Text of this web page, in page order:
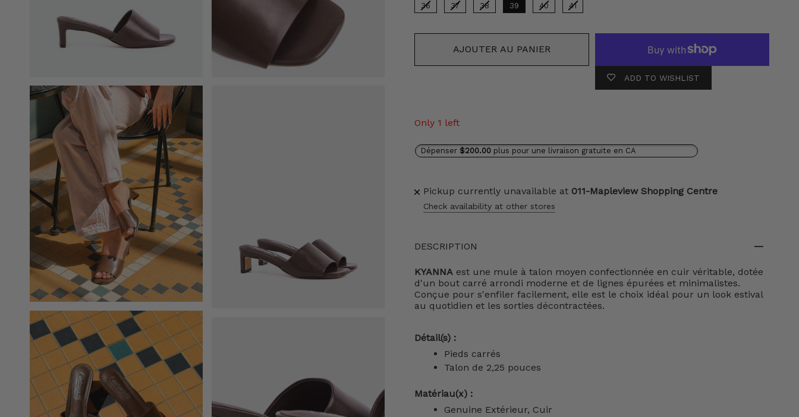
36 37 38 39 40 41
AJOUTER AU PANIER
ADD TO WISHLIST
Only 1 left
Dépenser $200.00 plus pour une livraison gratuite en CA
Pickup currently unavailable at 011-Mapleview Shopping Centre
Check availability at other stores
DESCRIPTION
KYANNA est une mule à talon moyen confectionnée en cuir véritable, dotée
d'un bout carré arrondi moderne et de lignes épurées et minimalistes.
Conçue pour s'enfiler facilement, elle est le choix idéal pour un look estival
au quotidien et les sorties décontractées.
Détail(s) :
Pieds carrés
Talon de 2,25 pouces
Matériau(x) :
Genuine Extérieur, Cuir